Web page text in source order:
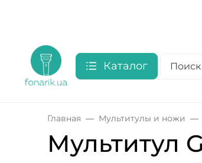
Каталог
Главная Мультитулы и ножи
Мультитул